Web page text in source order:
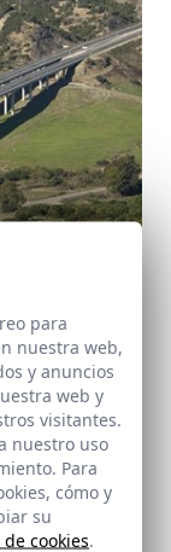
para
nuestra web,
y anuncios
web y
visitantes.
nuestro uso
Para
cómo y
su
cookies.